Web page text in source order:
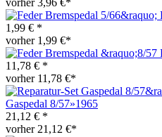
1,99 € *
vorher 1,99 €*
11,78 € *
vorher 11,78 €*
Gaspedal 8/57»1965
21,12 € *
vorher 21,12 €*